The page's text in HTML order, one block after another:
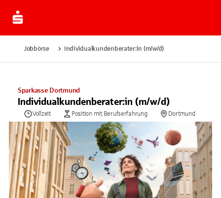
Jobbörse Individualkundenberater:in (m/w/d)
Sparkasse Dortmund
Individualkundenberater:in (m/w/d)
Vollzeit Position mit Berufserfahrung Dortmund